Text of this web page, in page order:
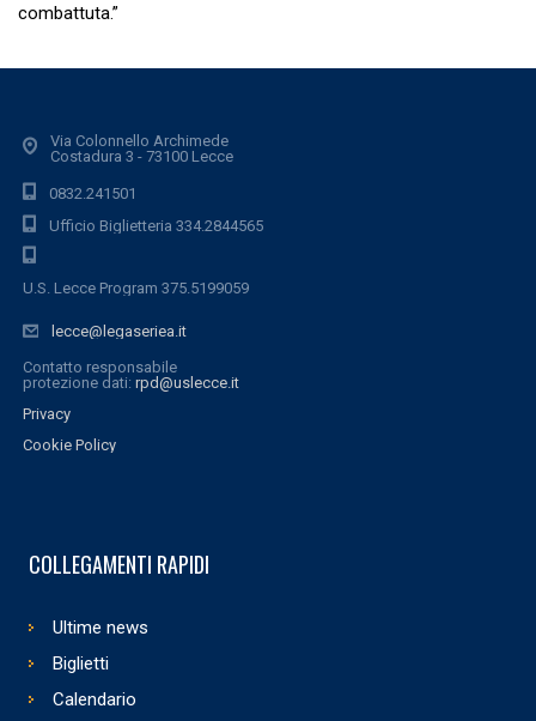
combattuta.”
Via Colonnello Archimede
Costadura 3 - 73100 Lecce
0832.241501
Ufficio Biglietteria 334.2844565
U.S. Lecce Program 375.5199059
lecce@legaseriea.it
Contatto responsabile
protezione dati: rpd@uslecce.it
Privacy
Cookie Policy
COLLEGAMENTI RAPIDI
Ultime news
Biglietti
Calendario